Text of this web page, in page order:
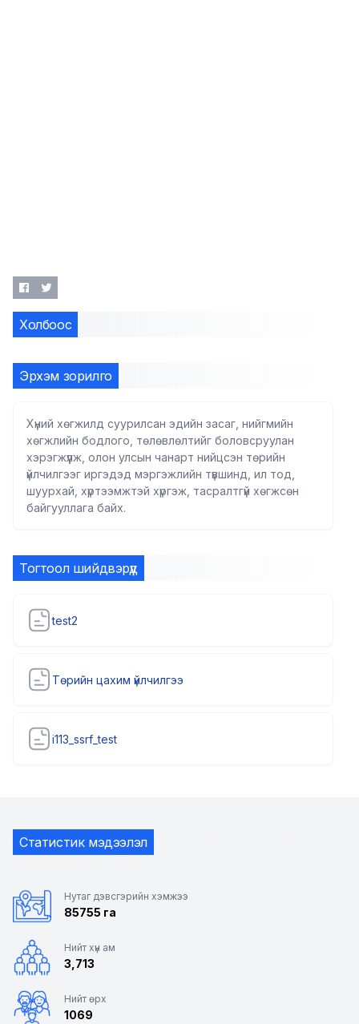
Холбоос
Эрхэм зорилго
Хүний хөгжилд суурилсан эдийн засаг, нийгмийн
хөгжлийн бодлого, төлөвлөлтийг боловсруулан
хэрэгжүүлж, олон улсын чанарт нийцсэн төрийн
үйлчилгээг иргэдэд мэргэжлийн түвшинд, ил тод,
шуурхай, хүртээмжтэй хүргэж, тасралтгүй хөгжсөн
байгууллага байх.
Тогтоол шийдвэрүүд
test2
Төрийн цахим үйлчилгээ
i113_ssrf_test
Статистик мэдээлэл
Нутаг дэвсгэрийн хэмжээ
85755 га
Нийт хүн ам
3,713
Нийт өрх
1069